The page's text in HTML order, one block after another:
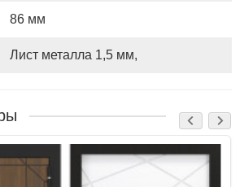
86 мм
Лист металла 1,5 мм,